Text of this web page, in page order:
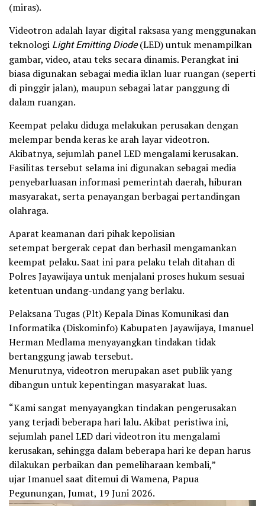
(miras).
Videotron adalah layar digital raksasa yang menggunakan
teknologi Light Emitting Diode(LED) untuk menampilkan
gambar, video, atau teks secara dinamis. Perangkat ini
biasa digunakan sebagai media iklan luar ruangan (seperti
di pinggir jalan), maupun sebagai latar panggung di
dalam ruangan.
Keempat pelaku diduga melakukan perusakan dengan
melempar benda keras ke arah layar videotron.
Akibatnya, sejumlah panel LED mengalami kerusakan.
Fasilitas tersebut selama ini digunakan sebagai media
penyebarluasan informasi pemerintah daerah, hiburan
masyarakat, serta penayangan berbagai pertandingan
olahraga.
Aparat keamanan dari pihak kepolisian
setempat bergerak cepat dan berhasil mengamankan
keempat pelaku. Saat ini para pelaku telah ditahan di
Polres Jayawijaya untuk menjalani proses hukum sesuai
ketentuan undang-undang yang berlaku.
Pelaksana Tugas (Plt) Kepala Dinas Komunikasi dan
Informatika (Diskominfo) Kabupaten Jayawijaya, Imanuel
Herman Medlama menyayangkan tindakan tidak
bertanggung jawab tersebut.
Menurutnya, videotron merupakan aset publik yang
dibangun untuk kepentingan masyarakat luas.
“Kami sangat menyayangkan tindakan pengerusakan
yang terjadi beberapa hari lalu. Akibat peristiwa ini,
sejumlah panel LED dari videotron itu mengalami
kerusakan, sehingga dalam beberapa hari ke depan harus
dilakukan perbaikan dan pemeliharaan kembali,”
ujar Imanuel saat ditemui di Wamena, Papua
Pegunungan, Jumat, 19 Juni 2026.